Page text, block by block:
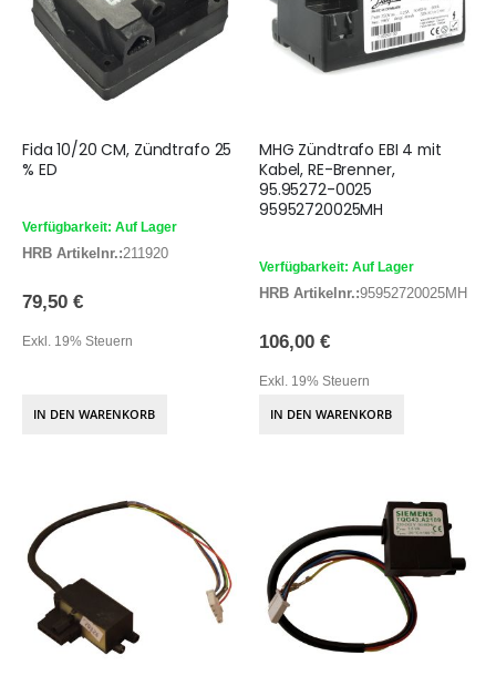
Fida 10/20 CM, Zündtrafo 25
% ED
Verfügbarkeit: Auf Lager
HRB Artikelnr.:211920
79,50 €
Exkl. 19% Steuern
IN DEN WARENKORB
MHG Zündtrafo EBI 4 mit
Kabel, RE-Brenner,
95.95272-0025
95952720025MH
Verfügbarkeit: Auf Lager
HRB Artikelnr.:95952720025MH
106,00 €
Exkl. 19% Steuern
IN DEN WARENKORB